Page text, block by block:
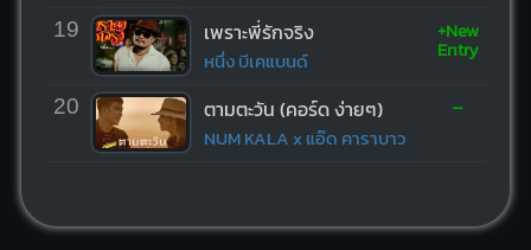
19 เพราะพี่รักจริง
หนึ่ง บีเคแบนด์
+New
Entry
20 ตามตะวัน (คอร์ด ง่ายๆ)
NUM KALA x แอ๊ด คาราบาว
-